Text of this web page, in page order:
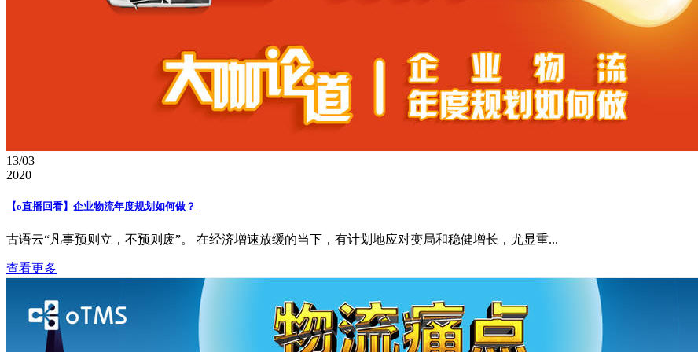
13/03
2020
【o直播回看】企业物流年度规划如何做？
古语云“凡事预则立，不预则废”。 在经济增速放缓的当下，有计划地应对变局和稳健增长，尤显重...
查看更多